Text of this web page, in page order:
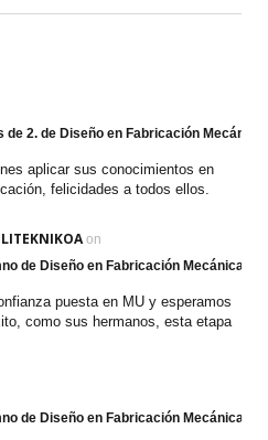
2. de Diseño en Fabricación Mecánica
aplicar sus conocimientos en
felicidades a todos ellos.
on
de Diseño en Fabricación Mecánica
puesta en MU y esperamos
como sus hermanos, esta etapa
de Diseño en Fabricación Mecánica